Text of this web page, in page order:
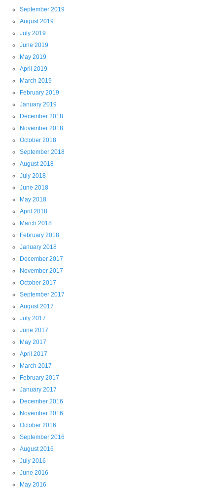
September 2019
August 2019
July 2019
June 2019
May 2019
April 2019
March 2019
February 2019
January 2019
December 2018
November 2018
October 2018
September 2018
August 2018
July 2018
June 2018
May 2018
April 2018
March 2018
February 2018
January 2018
December 2017
November 2017
October 2017
September 2017
August 2017
July 2017
June 2017
May 2017
April 2017
March 2017
February 2017
January 2017
December 2016
November 2016
October 2016
September 2016
August 2016
July 2016
June 2016
May 2016